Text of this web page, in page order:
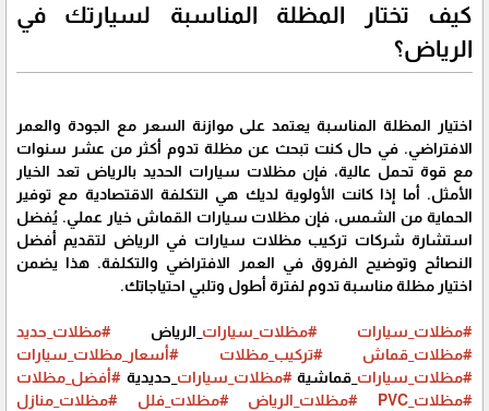
كيف تختار المظلة المناسبة لسيارتك في
الرياض؟
اختيار المظلة المناسبة يعتمد على موازنة السعر مع الجودة والعمر
الافتراضي. في حال كنت تبحث عن مظلة تدوم أكثر من عشر سنوات
مع قوة تحمل عالية، فإن مظلات سيارات الحديد بالرياض تعد الخيار
الأمثل. أما إذا كانت الأولوية لديك هي التكلفة الاقتصادية مع توفير
الحماية من الشمس، فإن مظلات سيارات القماش خيار عملي. يُفضل
استشارة شركات تركيب مظلات سيارات في الرياض لتقديم أفضل
النصائح وتوضيح الفروق في العمر الافتراضي والتكلفة. هذا يضمن
اختيار مظلة مناسبة تدوم لفترة أطول وتلبي احتياجاتك.
#مظلات_سيارات #مظلات_سيارات _الرياض #مظلات_حديد
#مظلات_قماش
#تركيب_مظلات
#أسعار_مظلات_سيارات
#مظلات_سيارات _قماشية#مظلات_سيارات _حديدية #أفضل_مظلات
#مظلات_PVC
#مظلات_الرياض #مظلات_فلل
#مظلات_منازل